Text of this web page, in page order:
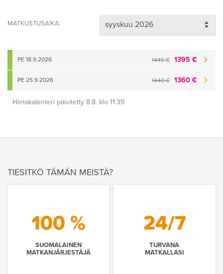
MATKUSTUSAIKA:
1445 € 1395 €
PE 18.9.2026
1440 € 1360 €
PE 25.9.2026
Hintakalenteri päivitetty 8.8. klo 11:39
TIESITKÖ TÄMÄN MEISTÄ?
100 %
SUOMALAINEN
MATKANJÄRJESTÄJÄ
24/7
TURVANA
MATKALLASI